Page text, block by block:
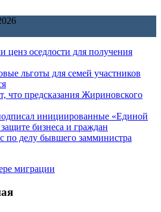
ценз оседлости для получения
льготы для семей участников
что предсказания Жириновского
инициированные «Единой
бизнеса и граждан
по делу бывшего замминистра